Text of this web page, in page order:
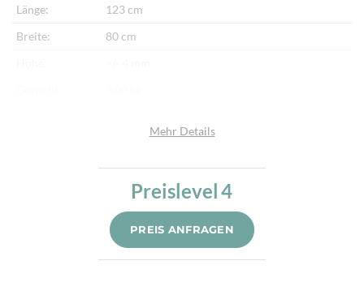
Länge:
123 cm
Breite:
80 cm
Seide
1 Mio. /m²
Sehr fein per Hand geknüpft
Mehr Details
Preislevel4
PREIS ANFRAGEN